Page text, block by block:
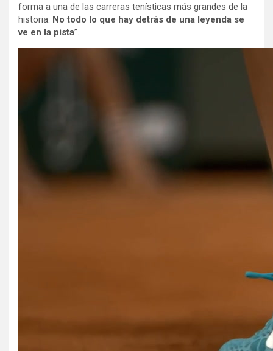
forma a una de las carreras tenísticas más grandes de la
historia. No todo lo que hay detrás de una leyenda se
ve en la pista”.